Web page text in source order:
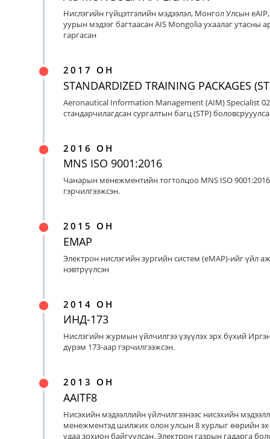
Нислэгийн гүйцэтгэлийн мэдээлэл, Монгол Улсын
уурын мэдээг багтаасан AIS Mongolia ухаалаг утасны
гаргасан
2017 ОН
STANDARDIZED TRAINING PACKAGES
Aeronautical Information Management (AIM) Specialist
стандарчилагдсан сургалтын багц (STP)
2016 ОН
MNS ISO 9001:2016
Чанарын менежментийн тогтолцоо MNS ISO
гэрчилгээжсэн.
2015 ОН
EMAP
Электрон нислэгийн зургийн систем (eMAP)-ийг үйл
нэвтрүүлсэн
2014 ОН
ИНД-173
Нислэгийн журмын үйлчилгээ үзүүлэх эрх бүхий
дүрэм 173-аар гэрчилгээжсэн.
2013 ОН
AAITF8
Нисэхийн мэдээллийн үйлчилгээнээс нисэхийн
менежментэд шилжих олон улсын 8 хурлыг өөрийн
удаа зохион байгуулсан. Электрон газрын гадарга